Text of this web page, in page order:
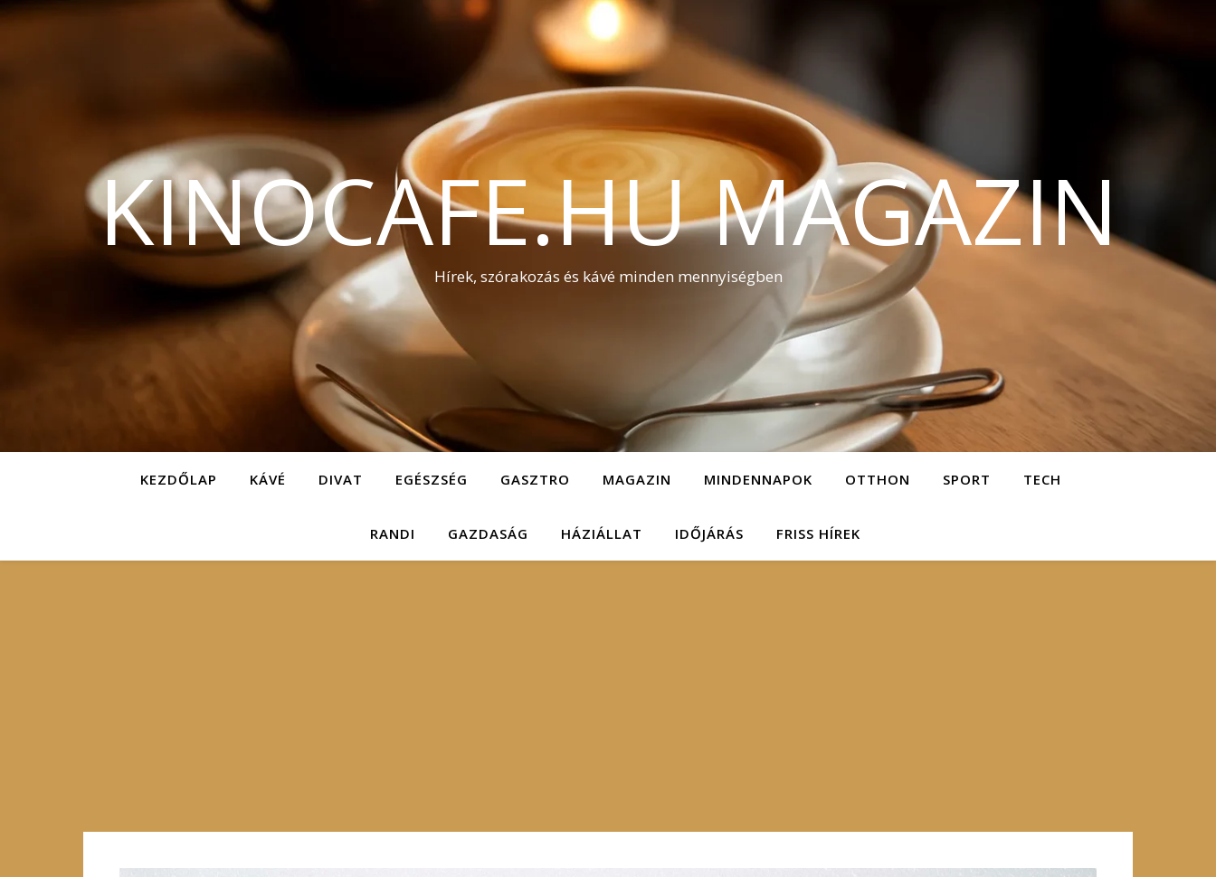
KINOCAFE.HU MAGAZIN
Hírek, szórakozás és kávé minden mennyiségben
KEZDŐLAP KÁVÉ DIVAT EGÉSZSÉG GASZTRO MAGAZIN MINDENNAPOK OTTHON SPORT TECH
RANDI GAZDASÁG HÁZIÁLLAT IDŐJÁRÁS FRISS HÍREK